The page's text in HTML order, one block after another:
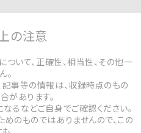
の注意
いて、正確性、相当性、その他一
。
記事等の情報は、収録時点のもの
があります。
るなどご自身でご確認ください。
のものではありませんので、この